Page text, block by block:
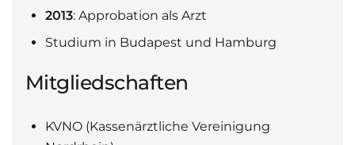
2013: Approbation als Arzt
Studium in Budapest und Hamburg
Mitgliedschaften
KVNO (Kassenärztliche Vereinigung